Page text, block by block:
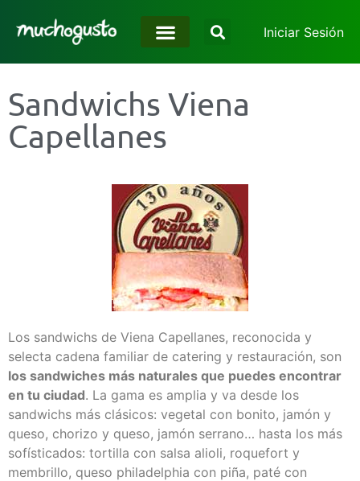
Iniciar Sesión
Sandwichs Viena
Capellanes
Los sandwichs de Viena Capellanes, reconocida y
selecta cadena familiar de catering y restauración, son
los sandwiches más naturales que puedes encontrar
en tu ciudad. La gama es amplia y va desde los
sandwichs más clásicos: vegetal con bonito, jamón y
queso, chorizo y queso, jamón serrano… hasta los más
sofísticados: tortilla con salsa alioli, roquefort y
membrillo, queso philadelphia con piña, paté con